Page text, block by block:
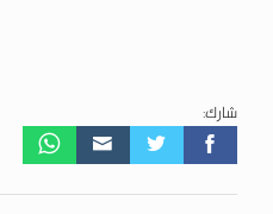
شارك: